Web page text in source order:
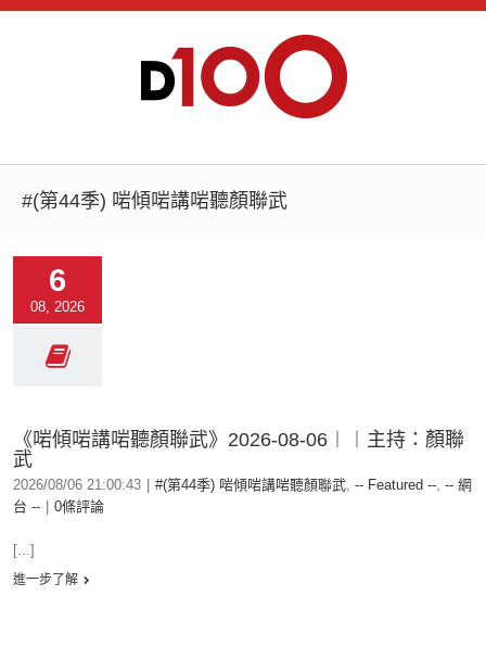
#(第44季) 啱傾啱講啱聽顏聯武
6
08, 2026
《啱傾啱講啱聽顏聯武》2026-08-06︱︱主持：顏聯
武
2026/08/06 21:00:43 #(第44季) 啱傾啱講啱聽顏聯武, -- Featured --, -- 網
台 --
0條評論
[...]
進一步了解